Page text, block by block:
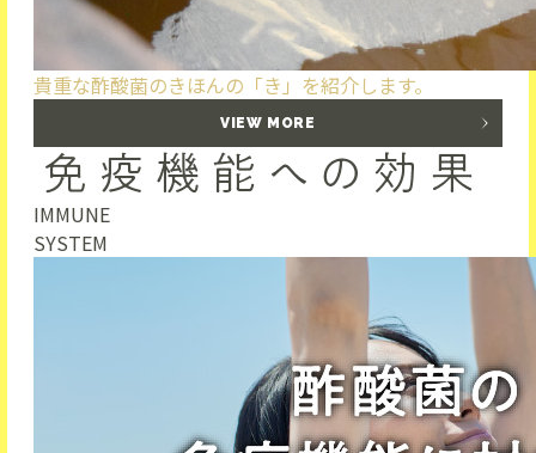
貴重な酢酸菌のきほんの「き」を紹介します。
VIEW MORE
IMMUNE
SYSTEM